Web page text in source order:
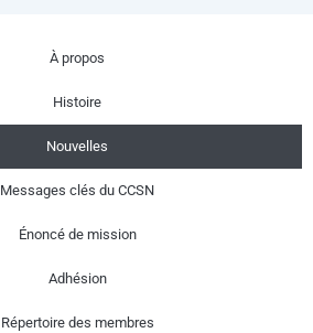
À propos
Histoire
Nouvelles
Messages clés du CCSN
Énoncé de mission
Adhésion
Répertoire des membres